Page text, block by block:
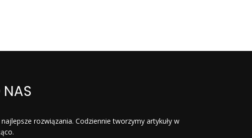
NAS
rozwiązania. Codziennie tworzymy artykuły w